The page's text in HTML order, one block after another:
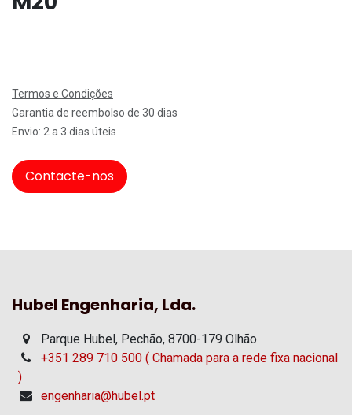
Termos e Condições
Garantia de reembolso de 30 dias
Envio: 2 a 3 dias úteis
Contacte-nos
Hubel Engenharia, Lda.
Parque Hubel, Pechão, 8700-179 Olhão
+351 289 710 500 ( Chamada para a rede fixa nacional
)
engenharia@hubel.pt